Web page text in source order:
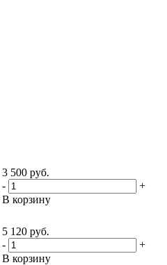
3 500 руб.
-
+
В корзину
5 120 руб.
-
+
В корзину